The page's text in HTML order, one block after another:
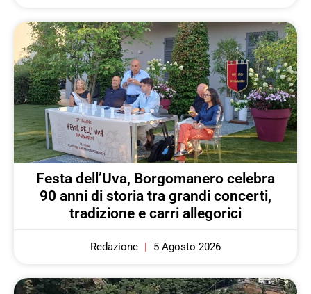
Festa dell’Uva, Borgomanero celebra
90 anni di storia tra grandi concerti,
tradizione e carri allegorici
Redazione 5 Agosto 2026